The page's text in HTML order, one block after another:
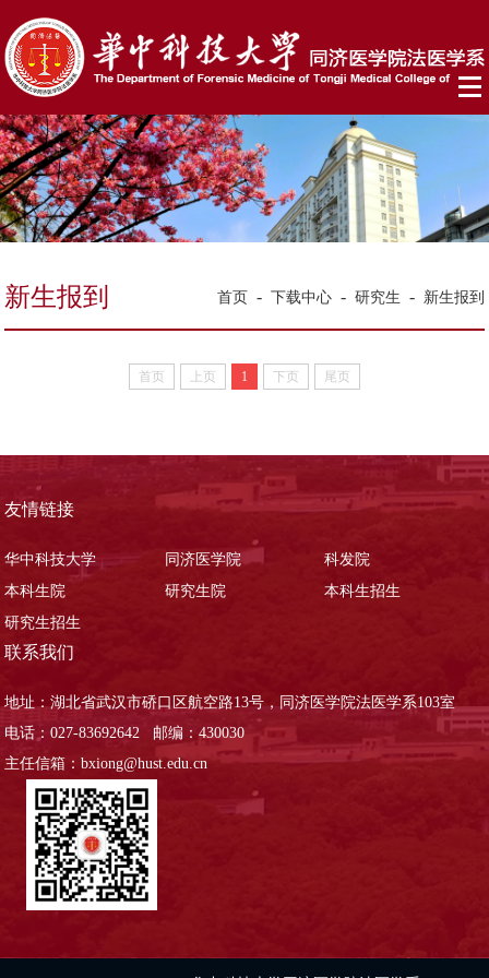
新生报到 首页 - 下载中心 - 研究生 - 新生报到
首页 上页 1 下页 尾页
友情链接
华中科技大学 同济医学院
科发院
本科生院
研究生院
本科生招生
研究生招生
联系我们
地址：湖北省武汉市硚口区航空路13号，同济医学院法医学系103室
电话：027-83692642 邮编：430030
主任信箱：bxiong@hust.edu.cn